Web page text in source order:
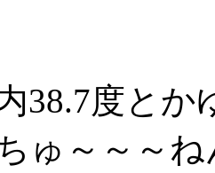
38.7度と
ゅ～～～